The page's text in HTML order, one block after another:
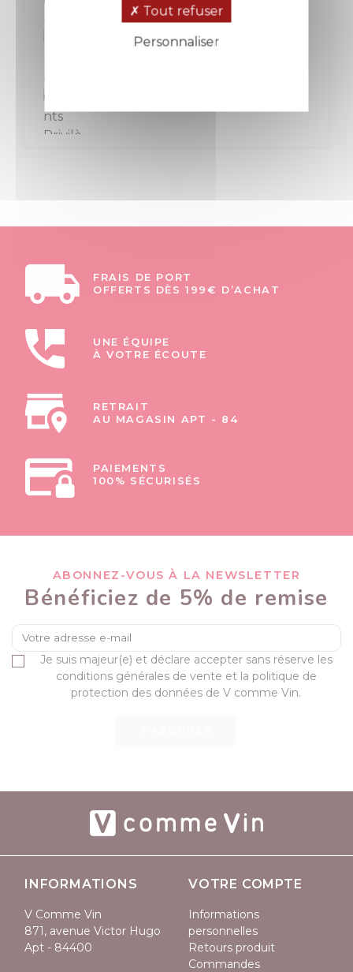
+ 130
+ 260
FRAIS DE PORT
OFFERTS DÈS 199€ D’ACHAT
UNE ÉQUIPE
À VOTRE ÉCOUTE
RETRAIT
AU MAGASIN APT - 84
PAIEMENTS
100% SÉCURISÉS
ABONNEZ-VOUS À LA NEWSLETTER
Bénéficiez de 5% de remise
Je suis majeur(e) et déclare accepter sans réserve les
conditions générales de vente et la politique de
protection des données de V comme Vin.
INFORMATIONS
V Comme Vin
871, avenue Victor Hugo
Apt - 84400
VOTRE COMPTE
Informations
personnelles
Retours produit
Commandes
Tout refuser
Personnaliser